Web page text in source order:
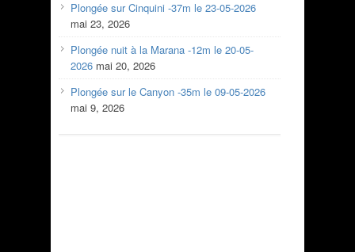
Plongée sur Cinquini -37m le 23-05-2026
mai 23, 2026
Plongée nuit à la Marana -12m le 20-05-
2026 mai 20, 2026
Plongée sur le Canyon -35m le 09-05-2026
mai 9, 2026